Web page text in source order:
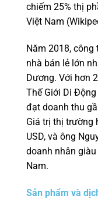
chiếm 25% thị
Việt Nam
Năm 2018,
nhà bán lẻ lớn
Dương. Với hơn
Thế Giới Di
đạt doanh thu
Giá trị thị trường
USD, và ông
doanh nhân
Nam.
Sản phẩm và